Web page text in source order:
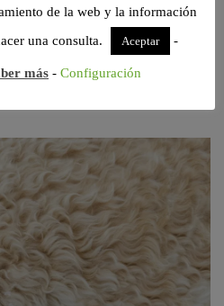
de la web y la información
una consulta.
Aceptar -
más - Configuración